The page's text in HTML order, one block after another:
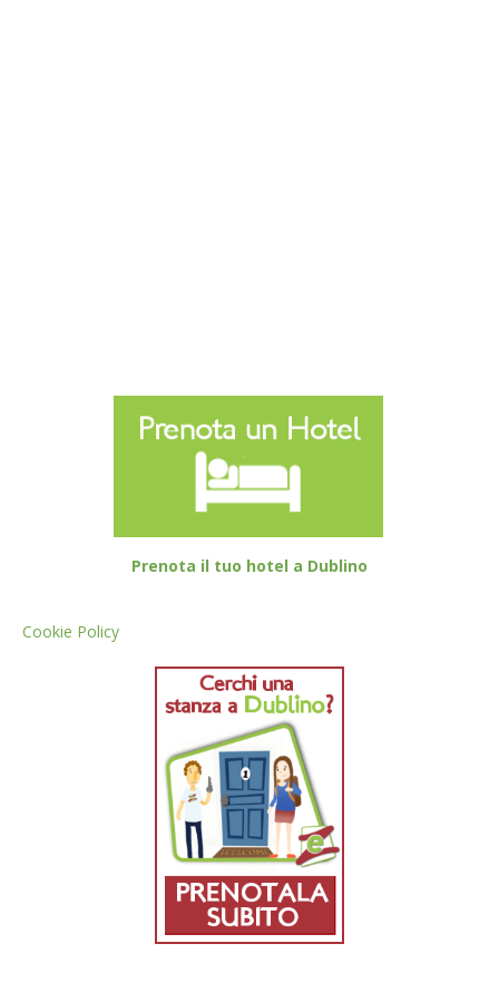
Prenota il tuo hotel a Dublino
Cookie Policy